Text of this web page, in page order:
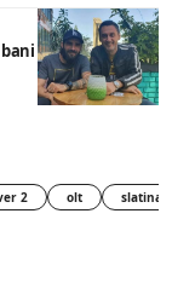
bani publici
2 olt slatina